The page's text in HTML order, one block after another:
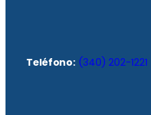
Teléfono: (340) 202-1221